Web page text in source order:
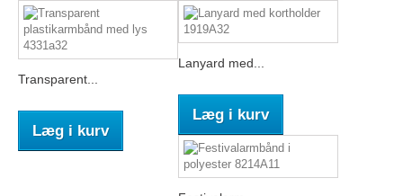
Transparent...
Læg i kurv
Lanyard med...
Læg i kurv